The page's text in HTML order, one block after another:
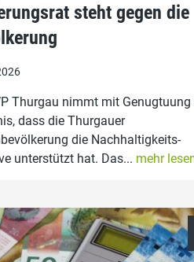
steht gegen die
Thurgau nimmt mit Genugtuung
dass die Thurgauer
die Nachhaltigkeits-
unterstützt hat. Das... mehr